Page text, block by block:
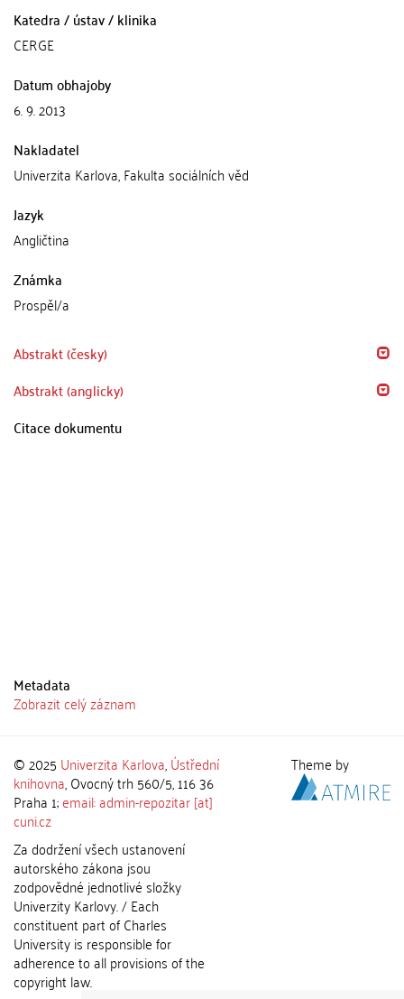
Katedra / ústav / klinika
CERGE
Datum obhajoby
6. 9. 2013
Nakladatel
Univerzita Karlova, Fakulta sociálních věd
Jazyk
Angličtina
Známka
Prospěl/a
Abstrakt (česky)
Abstrakt (anglicky)
Citace dokumentu
Metadata
Zobrazit celý záznam
© 2025 Univerzita Karlova,Ústřední
knihovna, Ovocný trh 560/5, 116 36
Praha 1;email: admin-repozitar [at]
cuni.cz
Za dodržení všech ustanovení
autorského zákona jsou
zodpovědné jednotlivé složky
Univerzity Karlovy. / Each
constituent part of Charles
University is responsible for
adherence to all provisions of the
copyright law.
Theme by